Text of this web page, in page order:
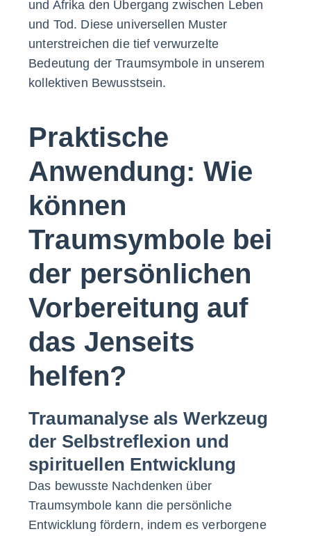
und Afrika den Übergang zwischen Leben
und Tod. Diese universellen Muster
unterstreichen die tief verwurzelte
Bedeutung der Traumsymbole in unserem
kollektiven Bewusstsein.
Praktische
Anwendung: Wie
können
Traumsymbole bei
der persönlichen
Vorbereitung auf
das Jenseits
helfen?
Traumanalyse als Werkzeug
der Selbstreflexion und
spirituellen Entwicklung
Das bewusste Nachdenken über
Traumsymbole kann die persönliche
Entwicklung fördern, indem es verborgene